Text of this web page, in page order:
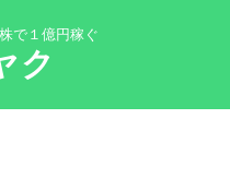
で１億円稼ぐ
ク